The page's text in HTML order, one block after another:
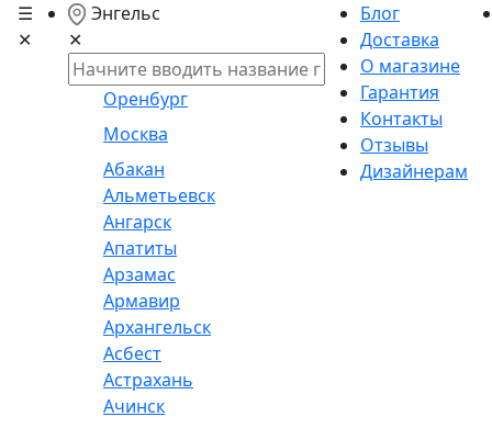
☰
✕
Энгельс
✕
Оренбург
Москва
Абакан
Альметьевск
Ангарск
Апатиты
Арзамас
Армавир
Архангельск
Асбест
Астрахань
Ачинск
Блог
Доставка
О магазине
Гарантия
Контакты
Отзывы
Дизайнерам